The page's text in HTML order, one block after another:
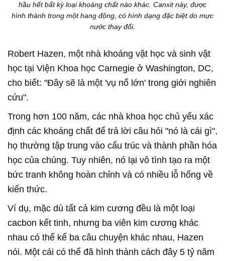
hầu hết bất kỳ loại khoáng chất nào khác. Canxit này, được
hình thành trong một hang động, có hình dạng đặc biệt do mực
nước thay đổi.
Robert Hazen, một nhà khoáng vật học và sinh vật
học tại Viện Khoa học Carnegie ở Washington, DC,
cho biết: "Đây sẽ là một 'vụ nổ lớn' trong giới nghiên
cứu".
Trong hơn 100 năm, các nhà khoa học chủ yếu xác
định các khoáng chất để trả lời câu hỏi "nó là cái gì",
họ thường tập trung vào cấu trúc và thành phần hóa
học của chúng. Tuy nhiên, nó lại vô tình tạo ra một
bức tranh không hoàn chỉnh và có nhiều lỗ hổng về
kiến thức.
Ví dụ, mặc dù tất cả kim cương đều là một loại
cacbon kết tinh, nhưng ba viên kim cương khác
nhau có thể kể ba câu chuyện khác nhau, Hazen
nói. Một cái có thể đã hình thành cách đây 5 tỷ năm